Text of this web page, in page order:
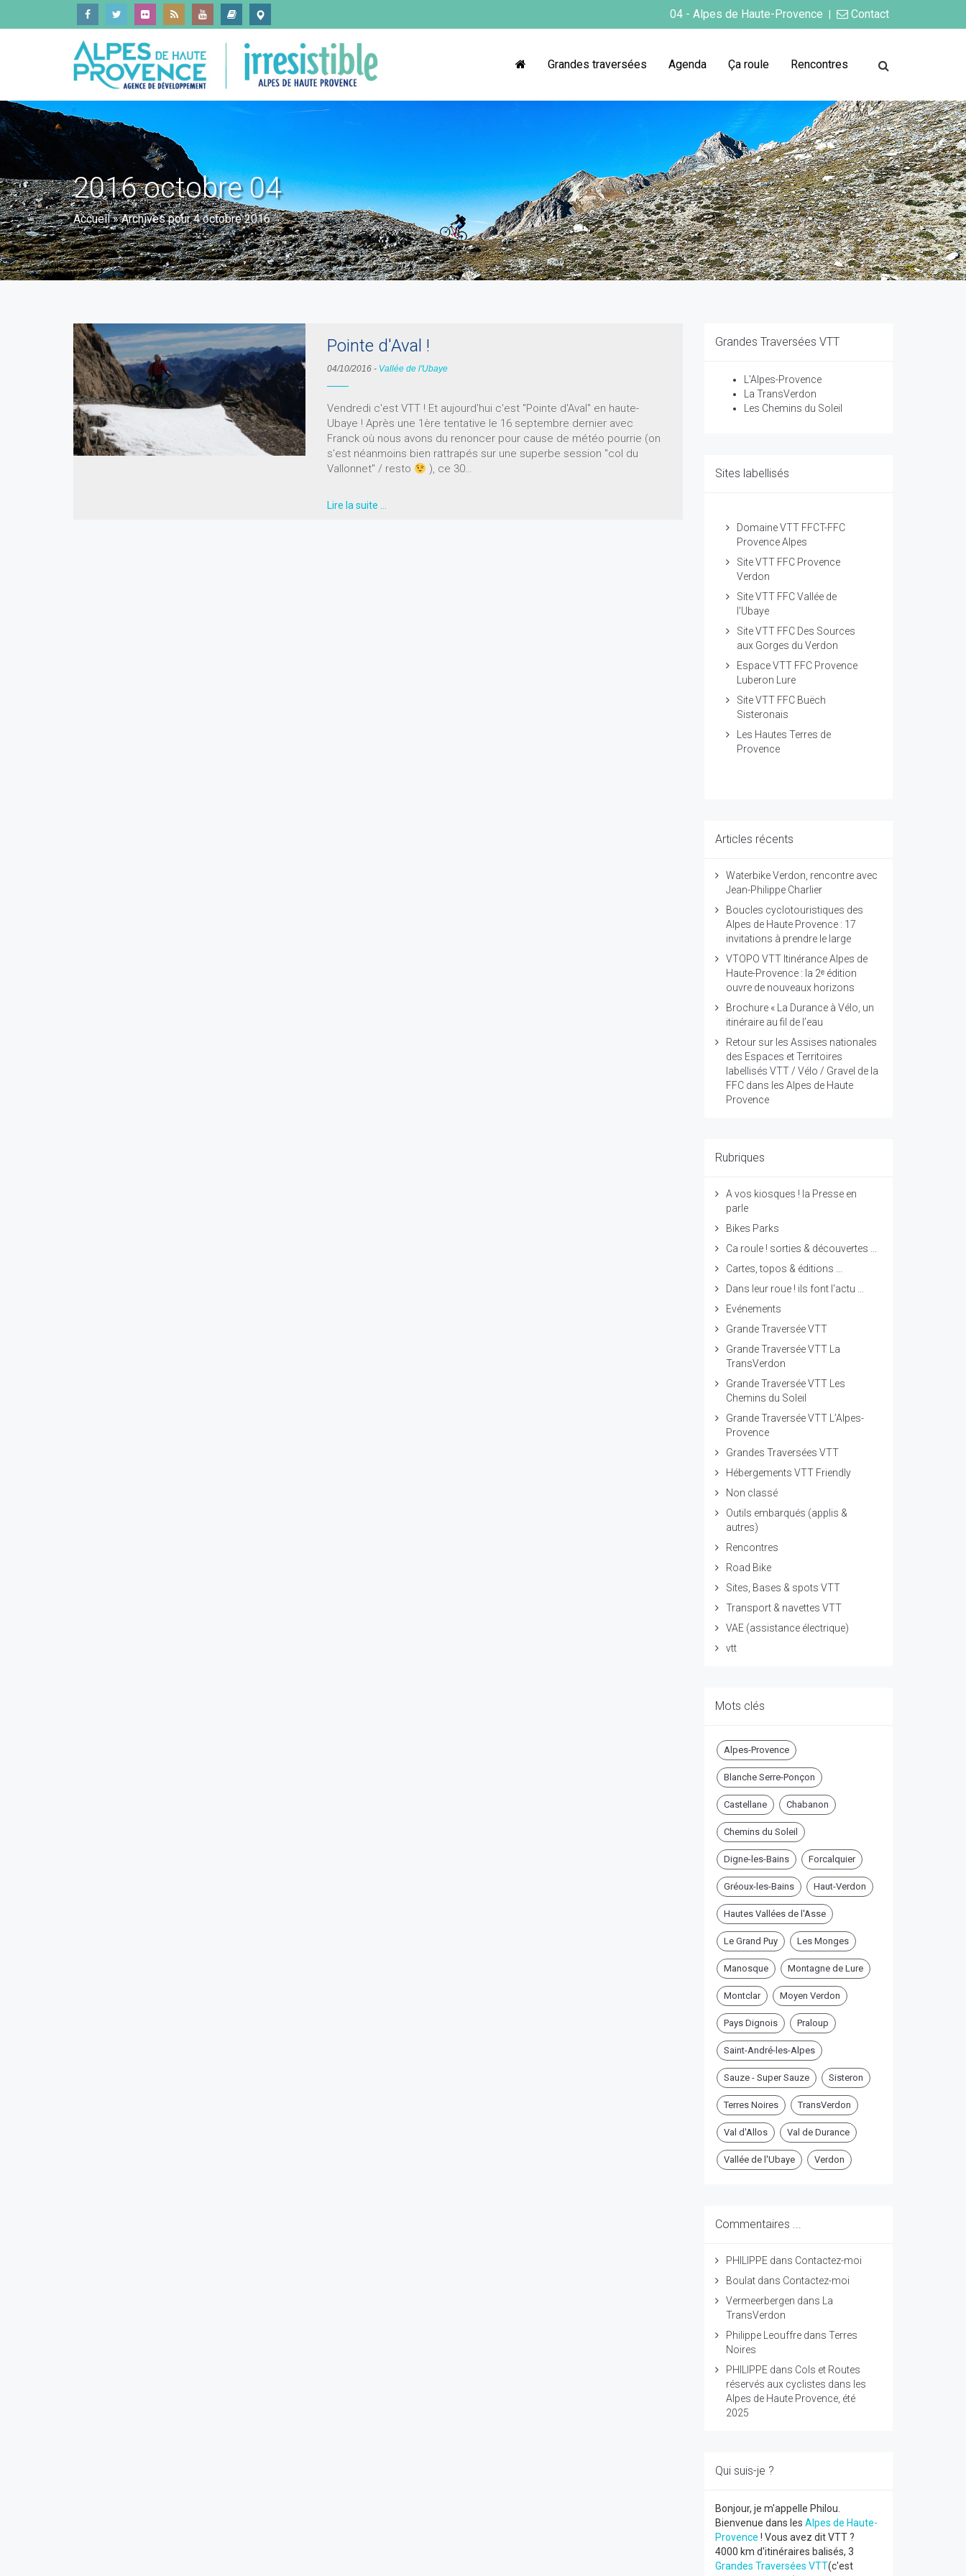
04 - Alpes de Haute-Provence Contact
Grandes traversées Agenda Ça roule Rencontres
2016 octobre 04
Accueil»Archives pour 4 octobre 2016
Pointe d'Aval !
04/10/2016 - Vallée de l'Ubaye
Vendredi c'est VTT ! Et aujourd'hui c'est "Pointe d'Aval" en haute-
Ubaye ! Après une 1ère tentative le 16 septembre dernier avec
Franck où nous avons du renoncer pour cause de météo pourrie (on
s'est néanmoins bien rattrapés sur une superbe session "col du
Vallonnet" / resto
), ce 30…
Lire la suite …
Grandes Traversées VTT
L'Alpes-Provence
La TransVerdon
Les Chemins du Soleil
Sites labellisés
Domaine VTT FFCT-FFC
Provence Alpes
Site VTT FFC Provence
Verdon
Site VTT FFC Vallée de
l'Ubaye
Site VTT FFC Des Sources
aux Gorges du Verdon
Espace VTT FFC Provence
Luberon Lure
Site VTT FFC Buëch
Sisteronais
Les Hautes Terres de
Provence
Articles récents
Waterbike Verdon, rencontre avec
Jean-Philippe Charlier
Boucles cyclotouristiques des
Alpes de Haute Provence : 17
invitations à prendre le large
VTOPO VTT Itinérance Alpes de
Haute-Provence : la 2ᵉ édition
ouvre de nouveaux horizons
Brochure « La Durance à Vélo, un
itinéraire au fil de l’eau
Retour sur les Assises nationales
des Espaces et Territoires
labellisés VTT / Vélo / Gravel de la
FFC dans les Alpes de Haute
Provence
Rubriques
A vos kiosques ! la Presse en
parle
Bikes Parks
Ca roule ! sorties & découvertes ...
Cartes, topos & éditions ...
Dans leur roue ! ils font l'actu ...
Evénements
Grande Traversée VTT
Grande Traversée VTT La
TransVerdon
Grande Traversée VTT Les
Chemins du Soleil
Grande Traversée VTT L’Alpes-
Provence
Grandes Traversées VTT
Hébergements VTT Friendly
Non classé
Outils embarqués (applis &
autres)
Rencontres
Road Bike
Sites, Bases & spots VTT
Transport & navettes VTT
VAE (assistance électrique)
vtt
Mots clés
Alpes-Provence
Blanche Serre-Ponçon
Castellane Chabanon
Chemins du Soleil
Digne-les-Bains Forcalquier
Gréoux-les-Bains Haut-Verdon
Hautes Vallées de l'Asse
Le Grand Puy Les Monges
Manosque Montagne de Lure
Montclar Moyen Verdon
Pays Dignois Praloup
Saint-André-les-Alpes
Sauze - Super Sauze Sisteron
Terres Noires TransVerdon
Val d'Allos Val de Durance
Vallée de l'Ubaye Verdon
Commentaires ...
PHILIPPEdans Contactez-moi
Boulatdans Contactez-moi
Vermeerbergen dans
La
TransVerdon
Philippe Leouffredans Terres
Noires
PHILIPPEdans Cols et Routes
réservés aux cyclistes dans les
Alpes de Haute Provence, été
2025
Qui suis-je ?
Bonjour, je m'appelle Philou.
Bienvenue dans les Alpes de Haute-
Provence ! Vous avez dit VTT ?
4000 km d'itinéraires balisés, 3
Grandes Traversées VTT(c'est